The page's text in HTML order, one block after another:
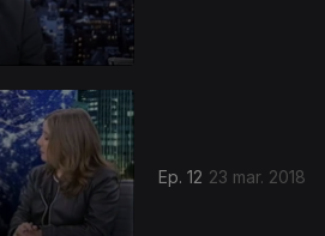
Ep. 12 23 mar. 2018